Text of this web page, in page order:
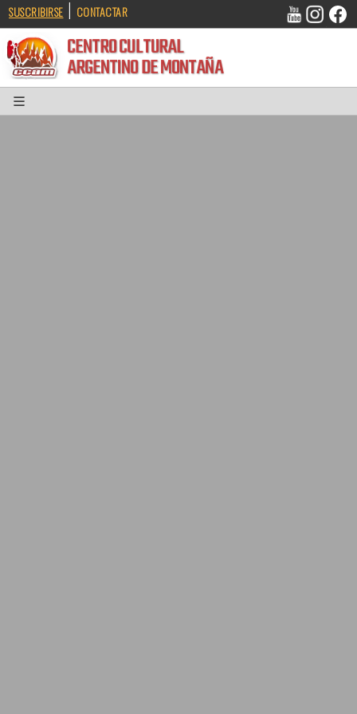
SUSCRIBIRSE | CONTACTAR
CENTRO CULTURAL
ARGENTINO DE MONTAÑA